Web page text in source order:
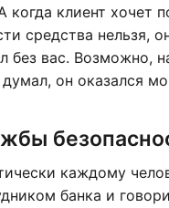
когда клиент хочет
средства нельзя,
без вас. Возможно,
он оказался
каждому
банка и